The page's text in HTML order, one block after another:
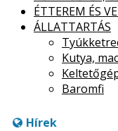
ÉTTEREM ÉS
ÁLLATTARTÁS
Kutya,
Baromfi
Hírek